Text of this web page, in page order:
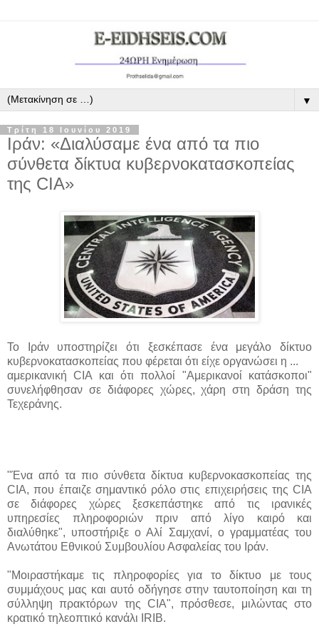
▼
Τρίτη 18 Ιουνίου 2019
Ιράν: «Διαλύσαμε ένα από τα πιο
σύνθετα δίκτυα κυβερνοκατασκοπείας
της CIA»
Το Ιράν υποστηρίζει ότι ξεσκέπασε ένα μεγάλο δίκτυο
κυβερνοκατασκοπείας που φέρεται ότι είχε οργανώσει η ...
αμερικανική CIA και ότι πολλοί "Αμερικανοί κατάσκοποι"
συνελήφθησαν σε διάφορες χώρες, χάρη στη δράση της
Τεχεράνης.
"Ένα από τα πιο σύνθετα δίκτυα κυβερνοκασκοπείας της
CIA, που έπαιζε σημαντικό ρόλο στις επιχειρήσεις της CIA
σε διάφορες χώρες ξεσκεπάστηκε από τις ιρανικές
υπηρεσίες πληροφοριών πριν από λίγο καιρό και
διαλύθηκε", υποστήριξε ο Αλί Σαμχανί, ο γραμματέας του
Ανωτάτου Εθνικού Συμβουλίου Ασφαλείας του Ιράν.
"Μοιραστήκαμε τις πληροφορίες για το δίκτυο με τους
συμμάχους μας και αυτό οδήγησε στην ταυτοποίηση και τη
σύλληψη πρακτόρων της CIA", πρόσθεσε, μιλώντας στο
κρατικό τηλεοπτικό κανάλι IRIB.